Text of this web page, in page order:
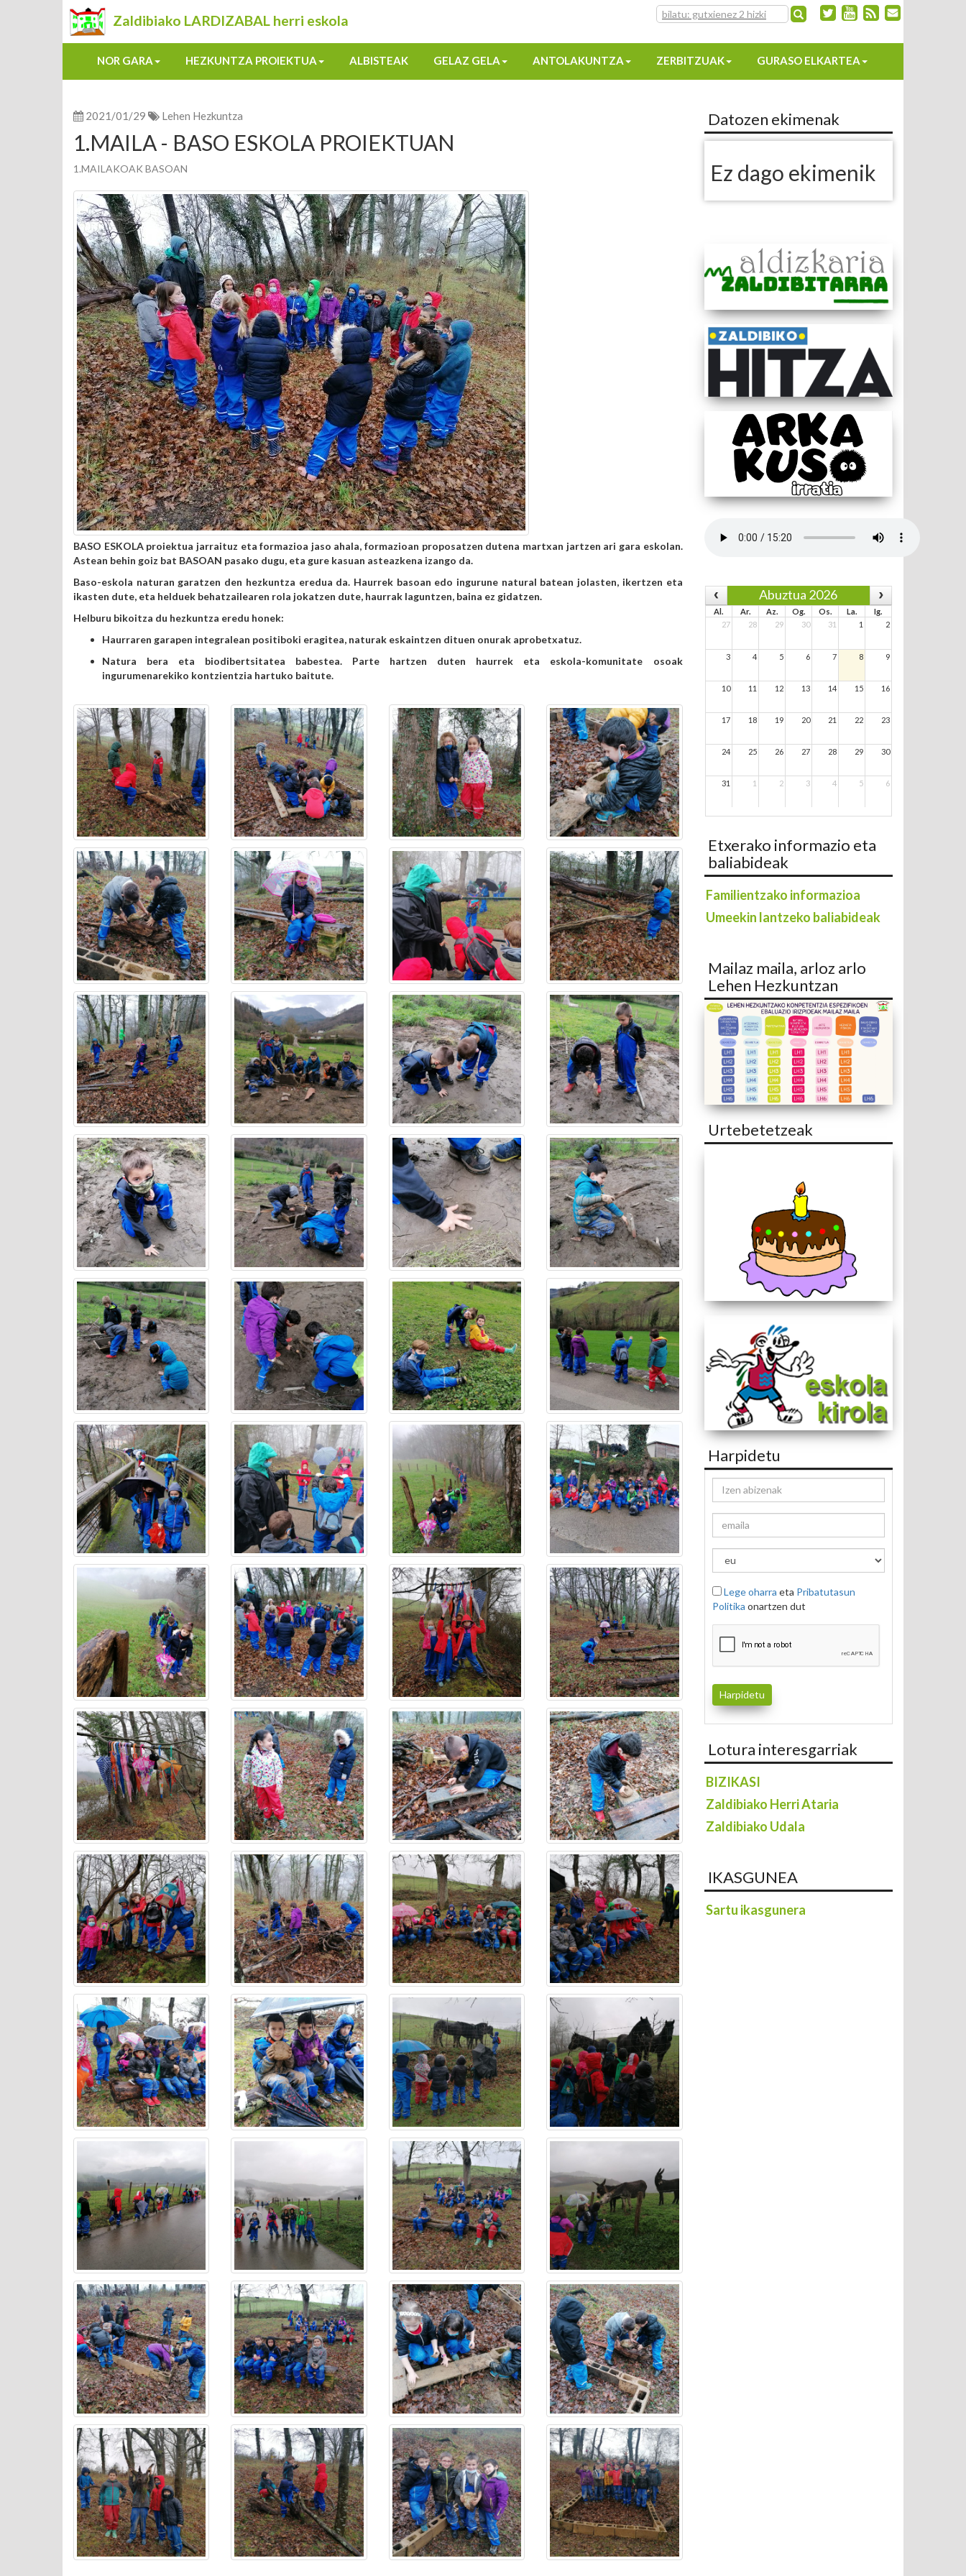
Zaldibiako LARDIZABAL herri eskola
NOR GARA HEZKUNTZA PROIEKTUA ALBISTEAK GELAZ GELA ANTOLAKUNTZA ZERBITZUAK GURASO ELKARTEA
2021/01/29 Lehen Hezkuntza
1.MAILA - BASO ESKOLA PROIEKTUAN
1.MAILAKOAK BASOAN
BASO ESKOLA proiektua jarraituz eta formazioa jaso ahala, formazioan proposatzen dutena martxan jartzen ari gara eskolan.
Astean behin goiz bat BASOAN pasako dugu, eta gure kasuan asteazkena izango da.
Baso-eskola naturan garatzen den hezkuntza eredua da. Haurrek basoan edo ingurune natural batean jolasten, ikertzen eta
ikasten dute, eta helduek behatzailearen rola jokatzen dute, haurrak laguntzen, baina ez gidatzen.
Helburu bikoitza du hezkuntza eredu honek:
Haurraren garapen integralean positiboki eragitea, naturak eskaintzen dituen onurak aprobetxatuz.
Natura bera eta biodibertsitatea babestea. Parte hartzen duten haurrek eta eskola-komunitate osoak
ingurumenarekiko kontzientzia hartuko baitute.
Datozen ekimenak
Ez dago ekimenik
Abuztua 2026
Al. Ar. Az. Og. Os. La.
Ig.
27
28 29 30 31 1 2
3 4 5 6 7 8 9
10 11 12 13 14 15 16
17 18 19 20 21 22 23
24 25 26 27 28 29 30
31 1 2 3 4 5 6
Etxerako informazio eta
baliabideak
Familientzako informazioa
Umeekin lantzeko baliabideak
Mailaz maila, arloz arlo
Lehen Hezkuntzan
Urtebetetzeak
Harpidetu
Lege oharra eta Pribatutasun
Politika onartzen dut
Lotura interesgarriak
BIZIKASI
Zaldibiako Herri Ataria
Zaldibiako Udala
IKASGUNEA
Sartu ikasgunera